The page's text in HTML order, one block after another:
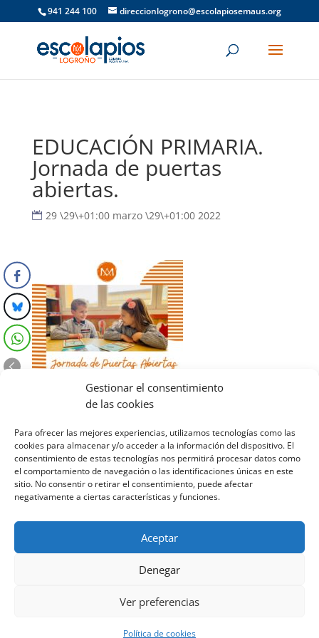
Gestionar el consentimiento
de las cookies
Para ofrecer las mejores experiencias, utilizamos tecnologías como las
cookies para almacenar y/o acceder a la información del dispositivo. El
consentimiento de estas tecnologías nos permitirá procesar datos como
el comportamiento de navegación o las identificaciones únicas en este
sitio. No consentir o retirar el consentimiento, puede afectar
negativamente a ciertas características y funciones.
Aceptar
Denegar
Ver preferencias
Política de cookies
941 244 100 direccionlogrono@escolapiosemaus.org
EDUCACIÓN PRIMARIA.
Jornada de puertas
abiertas.
29 \29\+01:00 marzo \29\+01:00 2022
JORNADA PUERTAS ABIERTAS PRIMARIA
7 ABRIL
16:00 h (PRESENCIAL)
https://forms.office.com/r/q8V5Jp5cUN
Diseñado por Escuelas Pías Provincia Emaús